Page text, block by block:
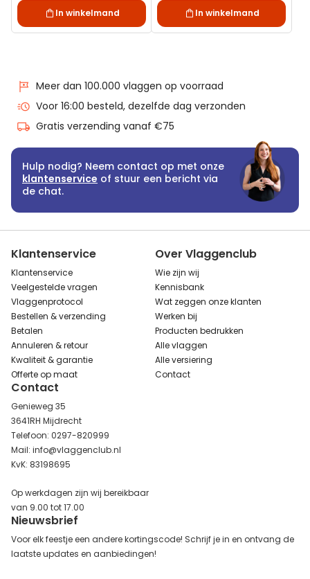
In winkelmand In winkelmand
Meer dan 100.000 vlaggen op voorraad
Voor 16:00 besteld, dezelfde dag verzonden
Gratis verzending vanaf €75
Hulp nodig? Neem contact op met onze
klantenservice of stuur een bericht via
de chat.
Klantenservice
Klantenservice
Veelgestelde vragen
Vlaggenprotocol
Bestellen & verzending
Betalen
Annuleren & retour
Kwaliteit & garantie
Offerte op maat
Over Vlaggenclub
Wie zijn wij
Kennisbank
Wat zeggen onze klanten
Werken bij
Producten bedrukken
Alle vlaggen
Alle versiering
Contact
Contact
Genieweg 35
3641RH Mijdrecht
Telefoon: 0297-820999
Mail: info@vlaggenclub.nl
KvK: 83198695
Op werkdagen zijn wij bereikbaar
van 9.00 tot 17.00
Nieuwsbrief
Voor elk feestje een andere kortingscode! Schrijf je in en ontvang de
laatste updates en aanbiedingen!